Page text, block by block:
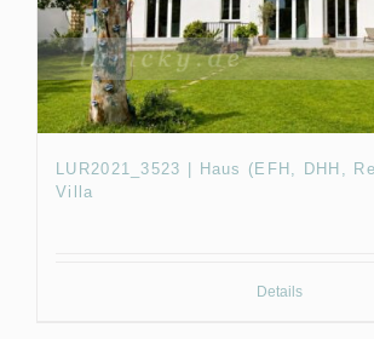
LUR2021_3523 | Haus (EFH, DHH,
Villa
Details